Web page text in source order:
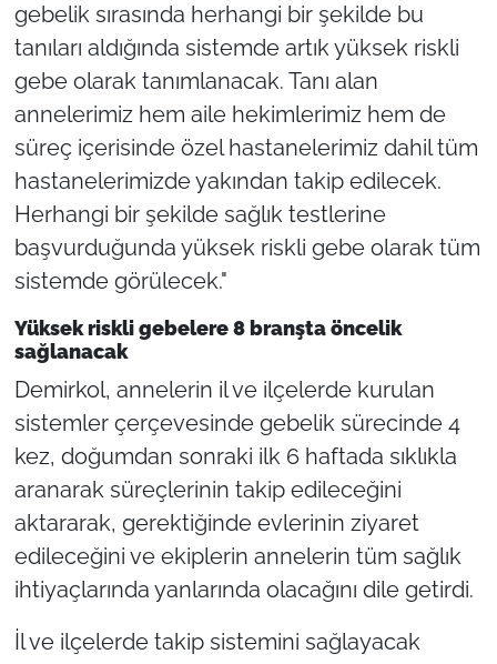
gebelik sırasında herhangi bir şekilde bu
tanıları aldığında sistemde artık yüksek riskli
gebe olarak tanımlanacak. Tanı alan
annelerimiz hem aile hekimlerimiz hem de
süreç içerisinde özel hastanelerimiz dahil tüm
hastanelerimizde yakından takip edilecek.
Herhangi bir şekilde sağlık testlerine
başvurduğunda yüksek riskli gebe olarak tüm
sistemde görülecek."
Yüksek riskli gebelere 8 branşta öncelik
sağlanacak
Demirkol, annelerin il ve ilçelerde kurulan
sistemler çerçevesinde gebelik sürecinde 4
kez, doğumdan sonraki ilk 6 haftada sıklıkla
aranarak süreçlerinin takip edileceğini
aktararak, gerektiğinde evlerinin ziyaret
edileceğini ve ekiplerin annelerin tüm sağlık
ihtiyaçlarında yanlarında olacağını dile getirdi.
İl ve ilçelerde takip sistemini sağlayacak